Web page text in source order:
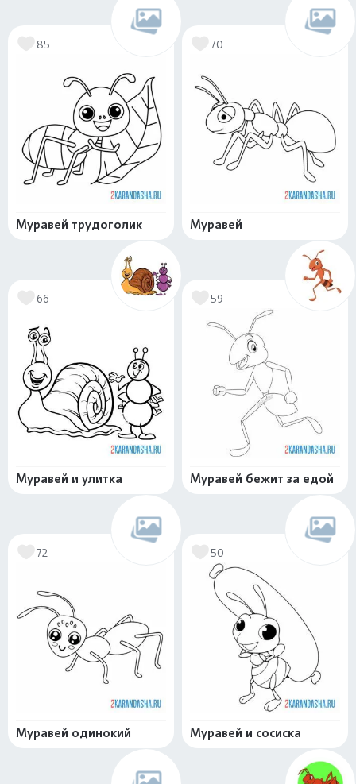
85
Муравей трудоголик
70
Муравей
66
Муравей и улитка
59
Муравей бежит за едой
72
Муравей одинокий
50
Муравей и сосиска